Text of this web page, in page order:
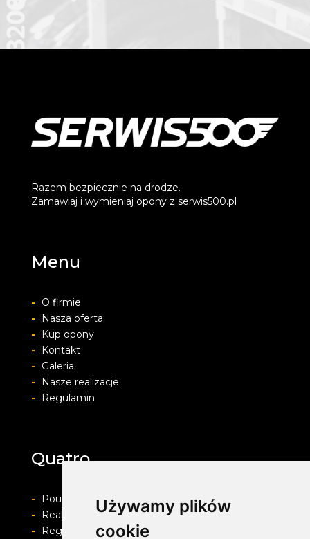
Używamy plików
cookie
Razem bezpiecznie na drodze.
Zamawiaj i wymieniaj opony z serwis500.pl
Menu
-
O firmie
-
Nasza oferta
-
Kup opony
-
Kontakt
-
Galeria
-
Nasze realizacje
-
Regulamin
Quatro
-
Pouczenie o prawie do odstapienia od umowy
-
Realizacja zamówienia i formy płatności
-
Regulamin i Polityka prywatności